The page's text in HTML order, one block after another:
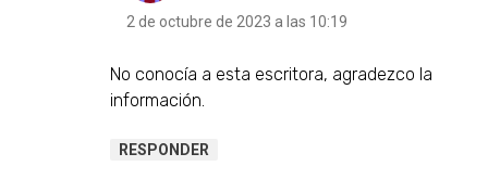
2 de octubre de 2023 a las 10:19
No conocía a esta escritora, agradezco la
información.
RESPONDER